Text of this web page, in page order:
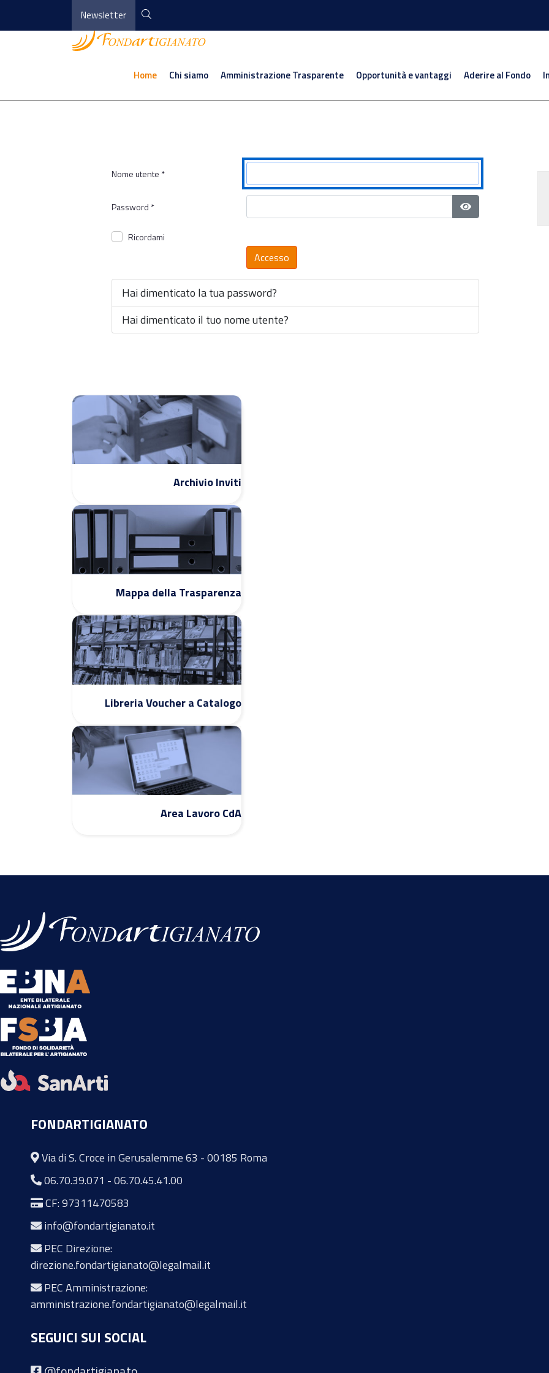
Newsletter
Home Chi siamo Amministrazione Trasparente Opportunità e vantaggi Aderire al Fondo
Nome utente *
Password *
Mostra password
Ricordami
Accesso
Hai dimenticato la tua password?
Hai dimenticato il tuo nome utente?
Archivio Inviti
Mappa della Trasparenza
Libreria Voucher a Catalogo
Area Lavoro CdA
FONDARTIGIANATO
Via di S. Croce in Gerusalemme 63 - 00185 Roma
06.70.39.071 -06.70.45.41.00
CF: 97311470583
info@fondartigianato.it
PEC Direzione:
direzione.fondartigianato@legalmail.it
PEC Amministrazione:
amministrazione.fondartigianato@legalmail.it
SEGUICI SUI SOCIAL